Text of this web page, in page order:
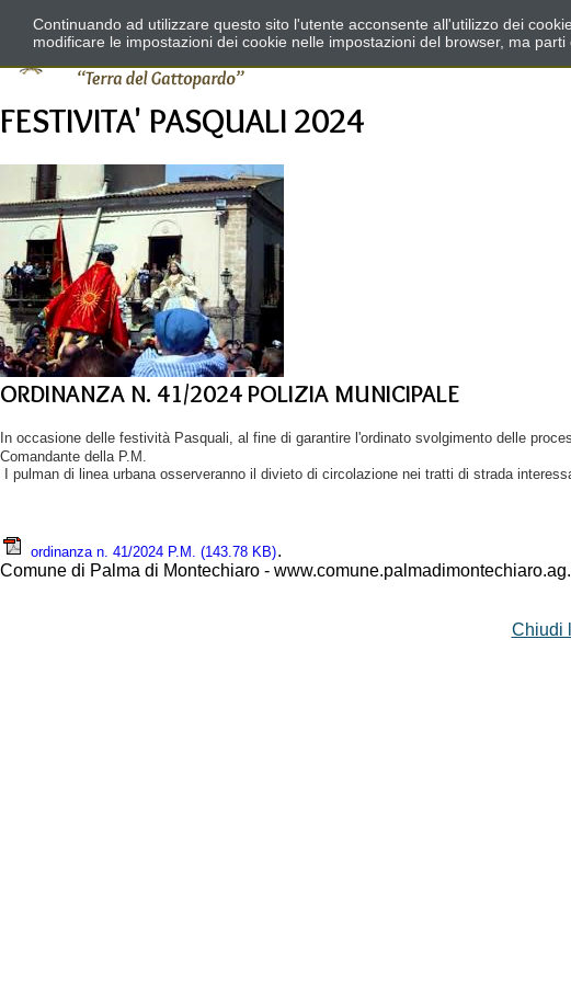
FESTIVITA' PASQUALI 2024
ORDINANZA N. 41/2024 POLIZIA MUNICIPALE
In occasione delle festività Pasquali, al fine di garantire l'ordinato svolgimento delle
Comandante della P.M.
I pulman di linea urbana osserveranno il divieto di circolazione nei tratti di strada
ordinanza n. 41/2024 P.M. (143.78 KB).
Comune di Palma di Montechiaro -
Chiudi
Continuando ad utilizzare questo sito l'utente acconsente all'utilizzo dei
modificare le impostazioni dei cookie nelle impostazioni del browser, ma